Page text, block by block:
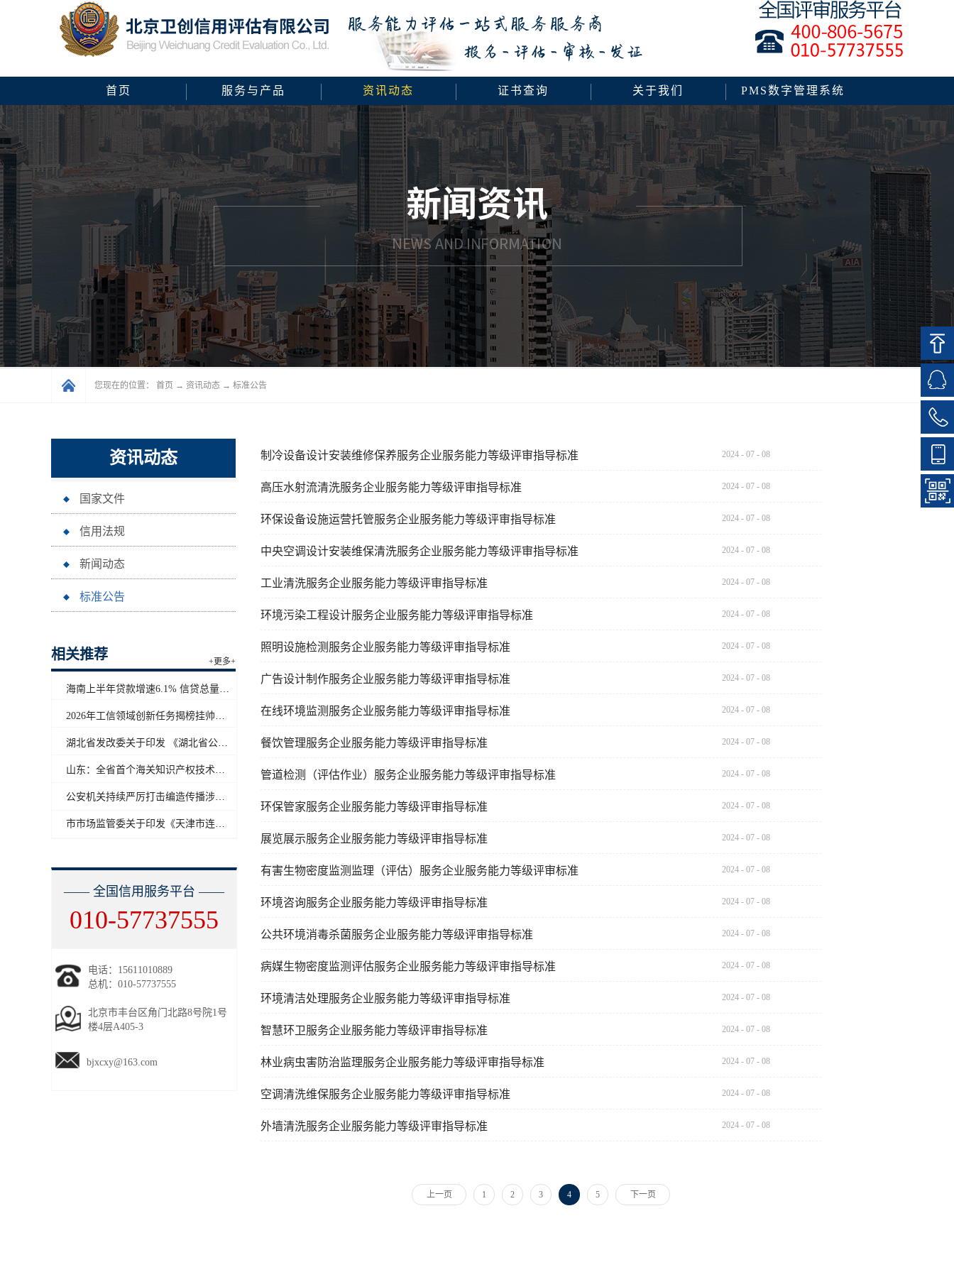
首页 服务与产品 资讯动态 证书查询 关于我们 PMS数字管理系统
您现在的位置： 首页 → 资讯动态 → 标准公告
资讯动态
国家文件
信用法规
新闻动态
标准公告
相关推荐 +更多+
海南上半年贷款增速6.1% 信贷总量保持合理平稳增长
2026年工信领域创新任务揭榜挂帅工作启动
湖北省发改委关于印发 《湖北省公共信用信息目录（2026年版）》的通知
山东：全省首个海关知识产权技术调查官制度落地济南自贸片区
公安机关持续严厉打击编造传播涉汛涉灾网络谣言
市市场监管委关于印发《天津市连锁企业食品经营许可“先证后核”信用承诺审批实施办法》的通知
—— 全国信用服务平台 ——
010-57737555
电话：15611010889
总机：010-57737555
北京市丰台区角门北路8号院1号
楼4层A405-3
bjxcxy@163.com
制冷设备设计安装维修保养服务企业服务能力等级评审指导标准 2024 - 07 - 08
高压水射流清洗服务企业服务能力等级评审指导标准 2024 - 07 - 08
环保设备设施运营托管服务企业服务能力等级评审指导标准 2024 - 07 - 08
中央空调设计安装维保清洗服务企业服务能力等级评审指导标准 2024 - 07 - 08
工业清洗服务企业服务能力等级评审指导标准 2024 - 07 - 08
环境污染工程设计服务企业服务能力等级评审指导标准 2024 - 07 - 08
照明设施检测服务企业服务能力等级评审指导标准 2024 - 07 - 08
广告设计制作服务企业服务能力等级评审指导标准 2024 - 07 - 08
在线环境监测服务企业服务能力等级评审指导标准 2024 - 07 - 08
餐饮管理服务企业服务能力等级评审指导标准 2024 - 07 - 08
管道检测（评估作业）服务企业服务能力等级评审指导标准 2024 - 07 - 08
环保管家服务企业服务能力等级评审指导标准 2024 - 07 - 08
展览展示服务企业服务能力等级评审指导标准 2024 - 07 - 08
有害生物密度监测监理（评估）服务企业服务能力等级评审标准 2024 - 07 - 08
环境咨询服务企业服务能力等级评审指导标准 2024 - 07 - 08
公共环境消毒杀菌服务企业服务能力等级评审指导标准 2024 - 07 - 08
病媒生物密度监测评估服务企业服务能力等级评审指导标准 2024 - 07 - 08
环境清洁处理服务企业服务能力等级评审指导标准 2024 - 07 - 08
智慧环卫服务企业服务能力等级评审指导标准 2024 - 07 - 08
林业病虫害防治监理服务企业服务能力等级评审指导标准 2024 - 07 - 08
空调清洗维保服务企业服务能力等级评审指导标准 2024 - 07 - 08
外墙清洗服务企业服务能力等级评审指导标准 2024 - 07 - 08
上一页 1 2 3 4 5 下一页